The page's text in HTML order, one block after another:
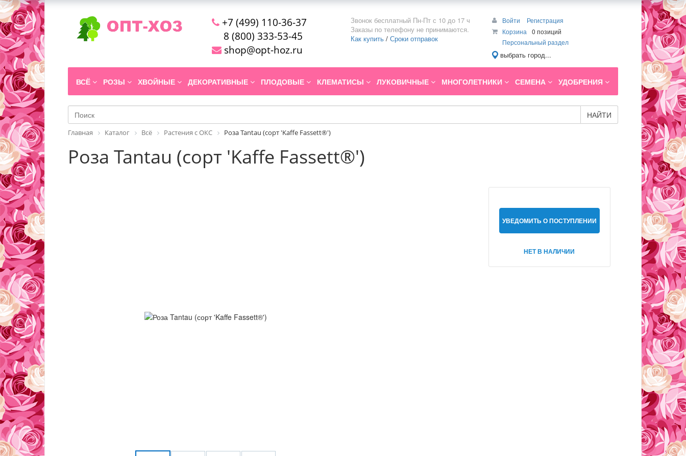
+7 (499) 110-36-37
8 (800) 333-53-45
shop@opt-hoz.ru
Звонок бесплатный Пн-Пт с 10 до 17 ч
Заказы по телефону не принимаются.
Как купить / Сроки отправок
Войти
Регистрация
Корзина
0 позиций
Персональный раздел
выбрать город...
ВСЁ РОЗЫ ХВОЙНЫЕ ДЕКОРАТИВНЫЕ ПЛОДОВЫЕ КЛЕМАТИСЫ ЛУКОВИЧНЫЕ МНОГОЛЕТНИКИ СЕМЕНА УДОБРЕНИЯ
НАЙТИ
Главная Каталог Всё Растения с ОКС Роза Tantau (сорт 'Kaffe Fassett®')
Роза Tantau (сорт 'Kaffe Fassett®')
УВЕДОМИТЬ О ПОСТУПЛЕНИИ
НЕТ В НАЛИЧИИ